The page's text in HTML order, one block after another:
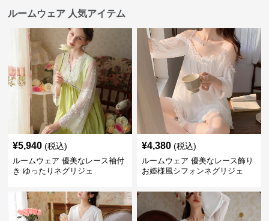
ルームウェア 人気アイテム
¥5,940 (税込)
ルームウェア 優美なレース袖付
き ゆったりネグリジェ
¥4,380 (税込)
ルームウェア 優美なレース飾り
お姫様風シフォンネグリジェ